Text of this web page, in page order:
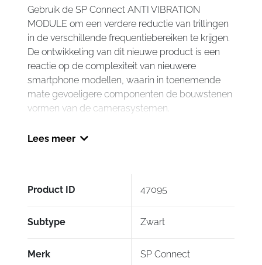
Gebruik de SP Connect ANTI VIBRATION
MODULE om een verdere reductie van trillingen
in de verschillende frequentiebereiken te krijgen.
De ontwikkeling van dit nieuwe product is een
reactie op de complexiteit van nieuwere
smartphone modellen, waarin in toenemende
mate gevoeligere componenten de bouwstenen
vormen van de camerasystemen.
inlay werkt dempend in alle richtingen en houdt
van de motor van de motorfiets) die invloed
zouden kunnen hebben op de mechanische
Je smartphone is hierdoor niet alleen beter
beschermd, maar blijft stabiel gemonteerd,
waardoor je tijdens de rit zonder problemen kan
Lees meer
Product ID 47095
Subtype Zwart
Merk SP Connect